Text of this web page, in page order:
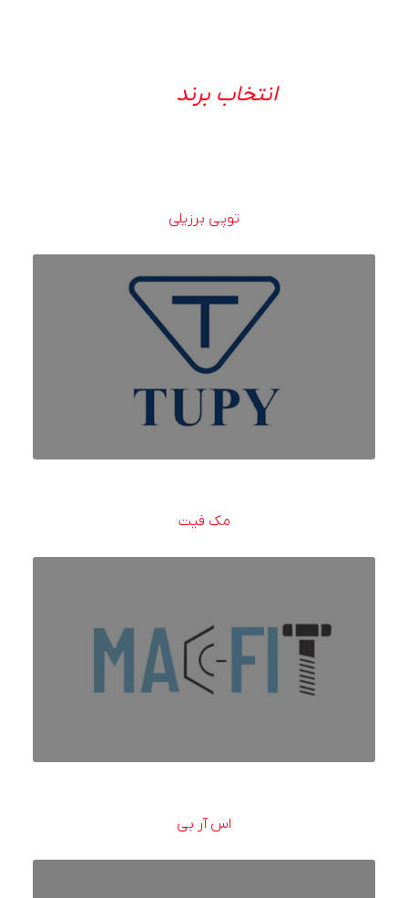
انتخاب برند
توپی برزیلی
مک فیت
اس آر بی